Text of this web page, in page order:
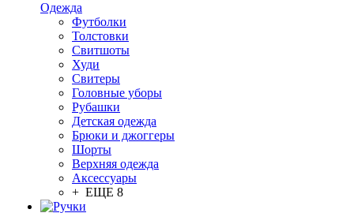
Одежда
Футболки
Толстовки
Свитшоты
Худи
Свитеры
Головные уборы
Рубашки
Детская одежда
Брюки и джоггеры
Шорты
Верхняя одежда
Аксессуары
+ ЕЩЕ 8